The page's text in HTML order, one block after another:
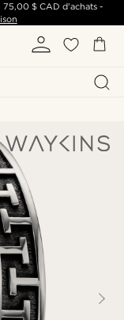
75,00 $ CAD d'achats -